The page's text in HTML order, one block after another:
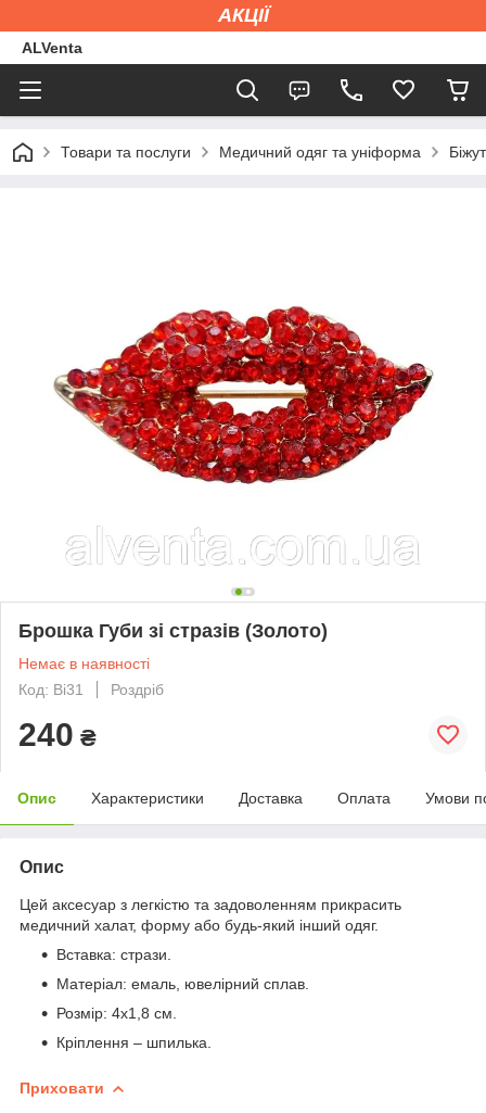
АКЦІЇ
ALVenta
Товари та послуги Медичний одяг та уніформа
Брошка Губи зі стразів (Золото)
Немає в наявності
Код: Bi31
Роздріб
240 ₴
Опис Характеристики Доставка Оплата Умови
Опис
Цей аксесуар з легкістю та задоволенням прикрасить
медичний халат, форму або будь-який інший одяг.
Вставка: стрази.
Матеріал: емаль, ювелірний сплав.
Розмір: 4х1,8 см.
Кріплення – шпилька.
Приховати